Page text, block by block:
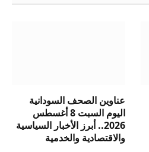
عناوين الصحف السودانية
اليوم السبت 8 أغسطس
2026.. أبرز الأخبار السياسية
والاقتصادية والخدمية